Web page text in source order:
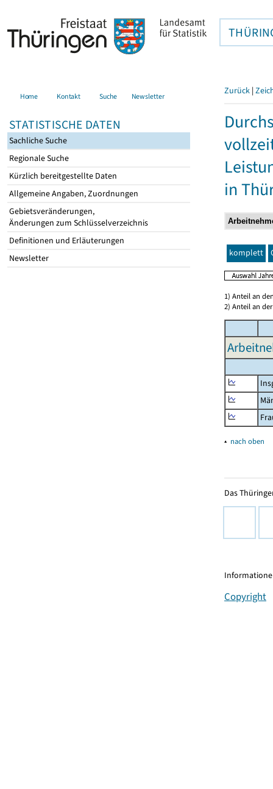
Home Kontakt Suche Newsletter
STATISTISCHE DATEN
Sachliche Suche
Regionale Suche
Kürzlich bereitgestellte Daten
Allgemeine Angaben, Zuordnungen
Gebietsveränderungen,
Änderungen zum Schlüsselverzeichnis
Definitionen und Erläuterungen
Newsletter
Zurück |
in
komplett
1) Anteil an
2) Anteil an
▴ nach oben
Das
Copyright